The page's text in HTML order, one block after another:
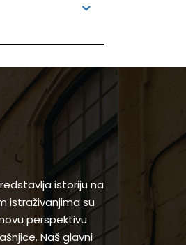
istoriju na
istraživanjima su
perspektivu
Naš glavni